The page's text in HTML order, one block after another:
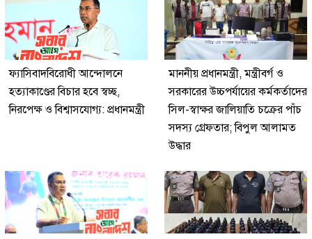
ফ্যাসিবাদবিরোধী আন্দোলনে
হত্যাকাণ্ডের বিচার হবে স্বচ্ছ,
নিরপেক্ষ ও বিশ্বাসযোগ্য: প্রধানমন্ত্রী
মাননীয় প্রধানমন্ত্রী, মন্ত্রীবর্গ ও
সরকারের উচ্চপর্যায়ের কর্মকর্তাদের
সিল-স্বাক্ষর জালিয়াতি চক্রের পাঁচ
সদস্য গ্রেফতার; বিপুল আলামত
উদ্ধার